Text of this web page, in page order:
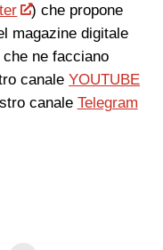
) che propone
magazine digitale
ne facciano
canale YOUTUBE
canale Telegram